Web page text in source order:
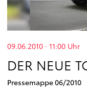
09.06.2010 · 11:00 Uhr
DER NEUE
Pressemappe 06/2010